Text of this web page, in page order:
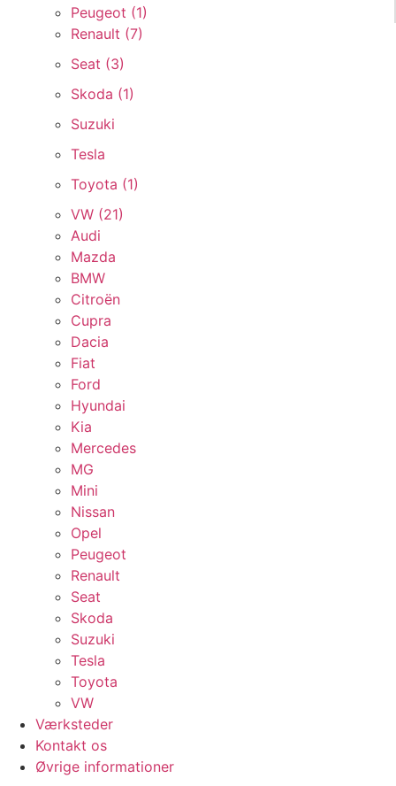
Peugeot (1)
Renault (7)
Seat (3)
Skoda (1)
Suzuki
Tesla
Toyota (1)
VW (21)
Audi
Mazda
BMW
Citroën
Cupra
Dacia
Fiat
Ford
Hyundai
Kia
Mercedes
MG
Mini
Nissan
Opel
Peugeot
Renault
Seat
Skoda
Suzuki
Tesla
Toyota
VW
Værksteder
Kontakt os
Øvrige informationer